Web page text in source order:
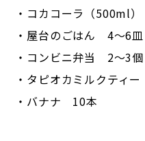
・コカコーラ（500ml
・屋台のごはん 4～6皿
・コンビニ弁当 2～3個
・タピオカミルクティ
・バナナ 10本